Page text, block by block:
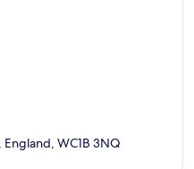
England, WC1B 3NQ